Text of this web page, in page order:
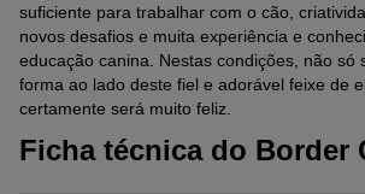
suficiente para trabalhar com o cão,
novos desafios e muita experiência e
educação canina. Nestas condições, não só
forma ao lado deste fiel e adorável feixe de
certamente será muito feliz.
Ficha técnica do Border